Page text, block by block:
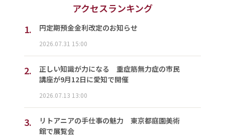
アクセスランキング
1.
円定期預金金利改定のお知らせ
2026.07.31 15:00
2.
正しい知識が力になる 重症筋無力症の市民
講座が9月12日に愛知で開催
2026.07.13 13:00
3.
リトアニアの手仕事の魅力 東京都庭園美術
館で展覧会